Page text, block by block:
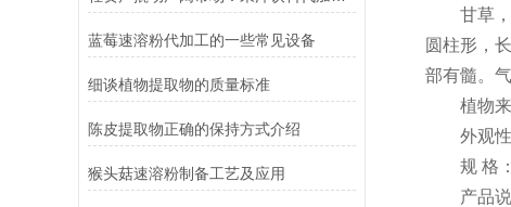
蓝莓速溶粉代加工的一些常见设备
细谈植物提取物的质量标准
陈皮提取物正确的保持方式介绍
猴头菇速溶粉制备工艺及应用
甘草，别
圆柱形，
部有髓。
植物来源
外观性
规 格：
产品说